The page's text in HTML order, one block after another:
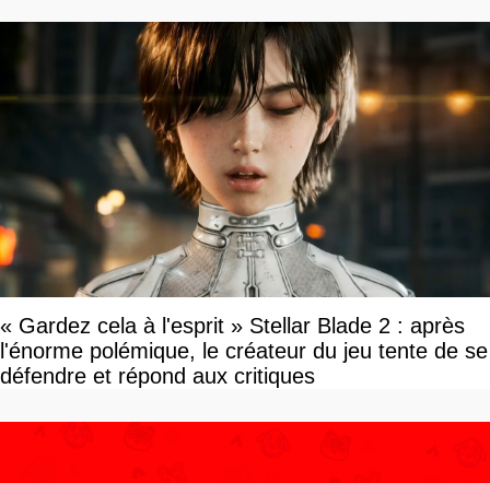
« Gardez cela à l'esprit » Stellar Blade 2 : après
l'énorme polémique, le créateur du jeu tente de se
défendre et répond aux critiques